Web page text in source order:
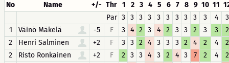
No Name +/- Thr 1 2 3 4 5 6 7 8 9 10 11
Par 3 3 3 3 3 3 3 3 3 3 4
3
1
Väinö Mäkelä -5 F 3 4 2 3 4 2 3 3 2 3 3
2
2
Henri Salminen +2 F 3 3 2 4 3 3 3 2 4 2 4
2
2
Risto Ronkainen +2 F 2 3 3 4 3 2 4 3 7 2 4
2